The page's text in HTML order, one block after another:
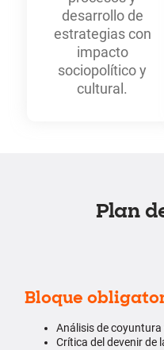
desarrollo de
estrategias con
impacto
sociopolítico y
cultural.
Plan
Bloque
Análisis de
Crítica del devenir de